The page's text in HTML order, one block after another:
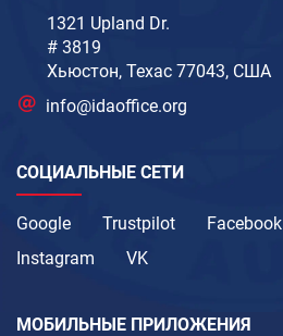
1321 Upland Dr.
# 3819
Хьюстон, Техас 77043, США
info@idaoffice.org
СОЦИАЛЬНЫЕ СЕТИ
Google Trustpilot Facebook
Instagram
VK
МОБИЛЬНЫЕ ПРИЛОЖЕНИЯ